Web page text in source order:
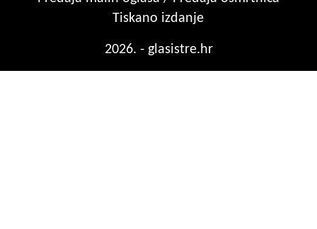
Tiskano izdanje
2026. - glasistre.hr